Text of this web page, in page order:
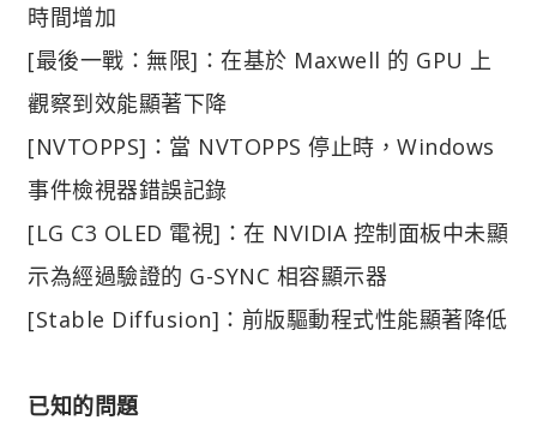
時間增加
[最後一戰：無限]：在基於 Maxwell 的 GPU 上
觀察到效能顯著下降
[NVTOPPS]：當 NVTOPPS 停止時，Windows
事件檢視器錯誤記錄
[LG C3 OLED 電視]：在 NVIDIA 控制面板中未顯
示為經過驗證的 G-SYNC 相容顯示器
[Stable Diffusion]：前版驅動程式性能顯著降低
已知的問題